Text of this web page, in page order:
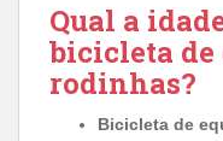
Qual a
bicicleta
rodinhas?
Bicicleta de